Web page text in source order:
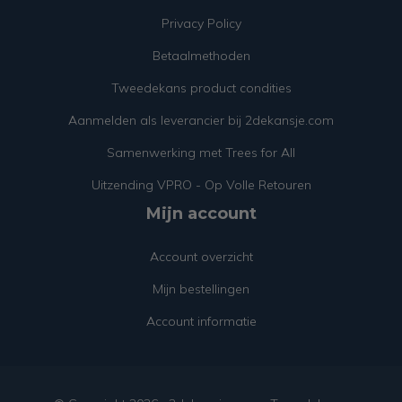
Privacy Policy
Betaalmethoden
Tweedekans product condities
Aanmelden als leverancier bij 2dekansje.com
Samenwerking met Trees for All
Uitzending VPRO - Op Volle Retouren
Mijn account
Account overzicht
Mijn bestellingen
Account informatie